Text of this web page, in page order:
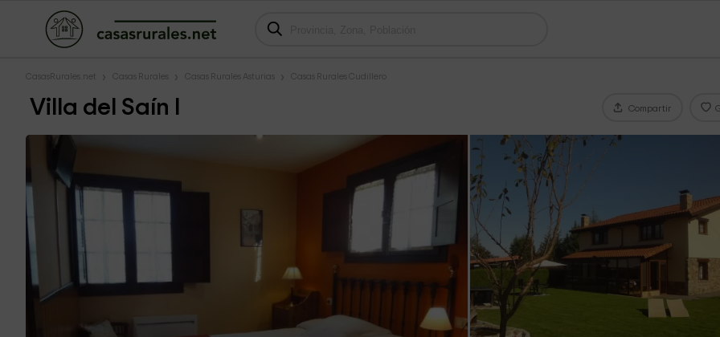
CasasRurales.net Casas Rurales Casas Rurales Asturias Casas Rurales Cudillero
Villa del Saín I Compartir